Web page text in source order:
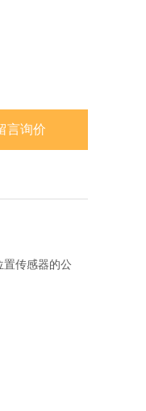
言询价
置传感器的公